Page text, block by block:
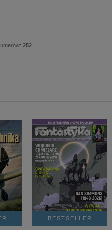
252
BESTSELLER